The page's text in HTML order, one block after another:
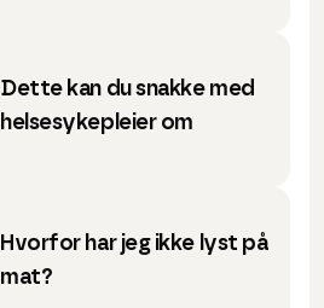
Dette kan du snakke med
helsesykepleier om
Hvorfor har jeg ikke lyst på
mat?